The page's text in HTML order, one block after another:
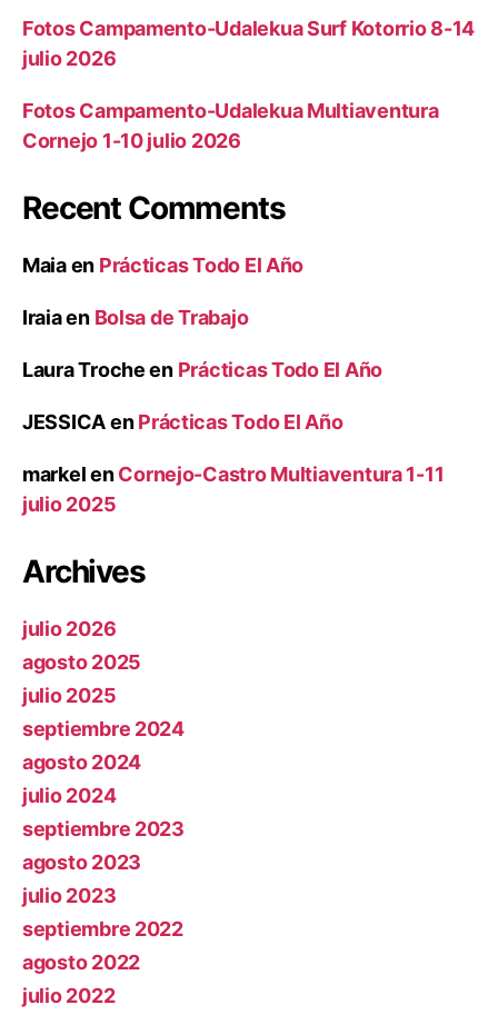
Fotos Campamento-Udalekua Surf Kotorrio 8-14
julio 2026
Fotos Campamento-Udalekua Multiaventura
Cornejo 1-10 julio 2026
Recent Comments
Maiaen Prácticas Todo El Año
Iraiaen Bolsa de Trabajo
Laura Trocheen Prácticas Todo El Año
JESSICAenPrácticas Todo El Año
markelenCornejo-Castro Multiaventura 1-11
julio 2025
Archives
julio 2026
agosto 2025
julio 2025
septiembre 2024
agosto 2024
julio 2024
septiembre 2023
agosto 2023
julio 2023
septiembre 2022
agosto 2022
julio 2022